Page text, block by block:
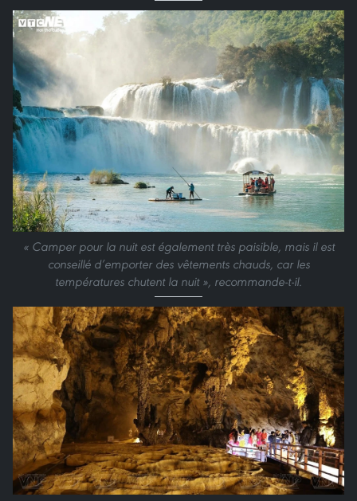
« Camper pour la nuit est également très paisible, mais il est
conseillé d’emporter des vêtements chauds, car les
températures chutent la nuit », recommande-t-il.